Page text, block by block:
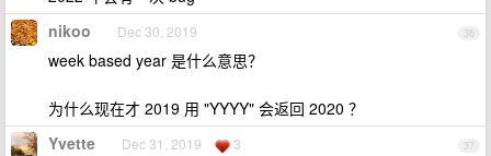
36
nikoo Dec 30, 2019
week based year 是什么意思？
为什么现在才 2019 用 "YYYY" 会返回 2020 ？
37
Yvette Dec 31, 2019 3